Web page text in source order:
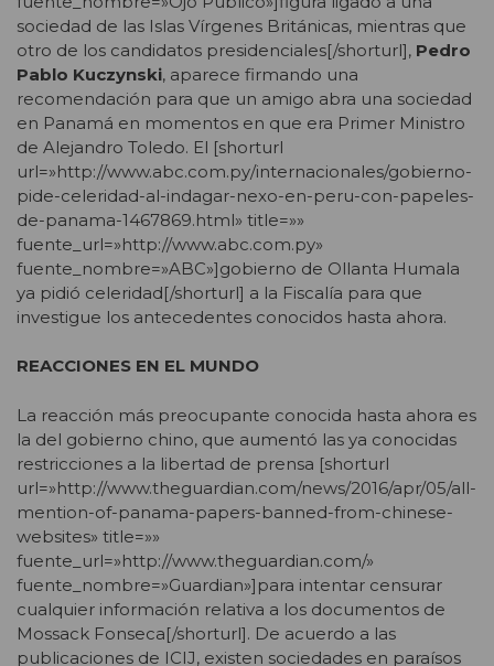
sociedad de las Islas Vírgenes Británicas, mientras que
otro de los candidatos presidenciales[/shorturl], Pedro
Pablo Kuczynski, aparece firmando una
recomendación para que un amigo abra una sociedad
en Panamá en momentos en que era Primer Ministro
de Alejandro Toledo. El [shorturl
url=»http://www.abc.com.py/internacionales/gobierno-
pide-celeridad-al-indagar-nexo-en-peru-con-papeles-
de-panama-1467869.html» title=»»
fuente_url=»http://www.abc.com.py»
fuente_nombre=»ABC»]gobierno de Ollanta Humala
ya pidió celeridad[/shorturl] a la Fiscalía para que
investigue los antecedentes conocidos hasta ahora.
REACCIONES EN EL MUNDO
La reacción más preocupante conocida hasta ahora es
la del gobierno chino, que aumentó las ya conocidas
restricciones a la libertad de prensa [shorturl
url=»http://www.theguardian.com/news/2016/apr/05/all-
mention-of-panama-papers-banned-from-chinese-
websites» title=»»
fuente_url=»http://www.theguardian.com/»
fuente_nombre=»Guardian»]para intentar censurar
cualquier información relativa a los documentos de
Mossack Fonseca[/shorturl]. De acuerdo a las
publicaciones de ICIJ, existen sociedades en paraísos